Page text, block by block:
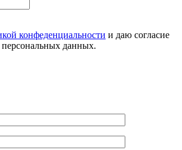
конфеденциальности и даю согласие
персональных данных.